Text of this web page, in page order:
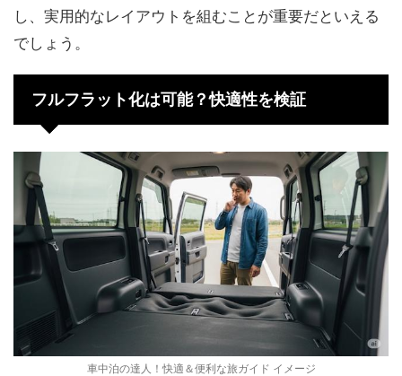
し、実用的なレイアウトを組むことが重要だといえる
でしょう。
フルフラット化は可能？快適性を検証
車中泊の達人！快適＆便利な旅ガイド イメージ